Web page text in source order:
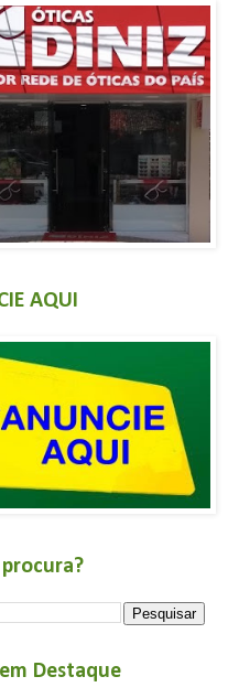
AQUI
Destaque